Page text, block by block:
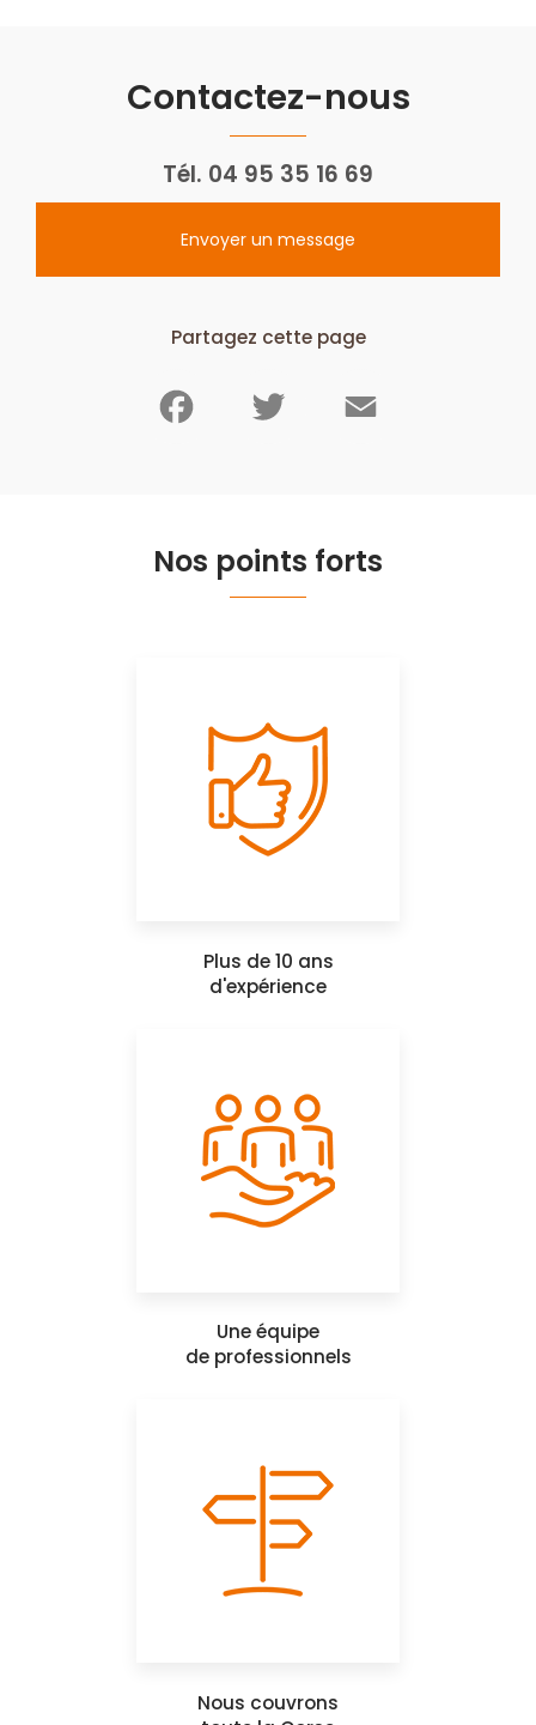
Contactez-nous
Tél. 04 95 35 16 69
Envoyer un message
Partagez cette page
Nos points forts
Plus de 10 ans
d'expérience
Une équipe
de professionnels
Nous couvrons